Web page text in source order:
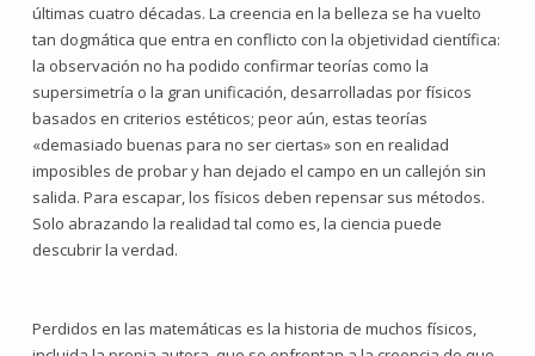
últimas cuatro décadas. La creencia en la belleza se ha vuelto
tan dogmática que entra en conflicto con la objetividad científica:
la observación no ha podido confirmar teorías como la
supersimetría o la gran unificación, desarrolladas por físicos
basados en criterios estéticos; peor aún, estas teorías
«demasiado buenas para no ser ciertas» son en realidad
imposibles de probar y han dejado el campo en un callejón sin
salida. Para escapar, los físicos deben repensar sus métodos.
Solo abrazando la realidad tal como es, la ciencia puede
descubrir la verdad.
Perdidos en las matemáticas es la historia de muchos físicos,